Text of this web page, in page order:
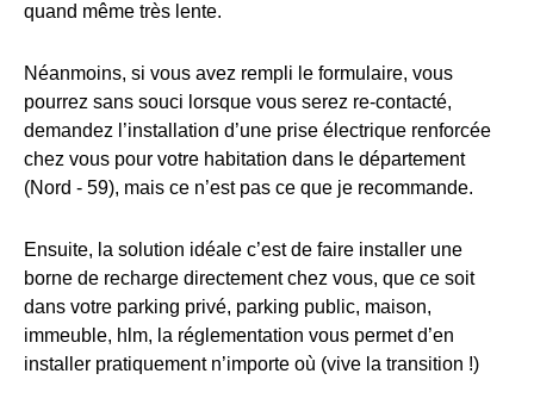
quand même très lente.
Néanmoins, si vous avez rempli le formulaire, vous
pourrez sans souci lorsque vous serez re-contacté,
demandez l’installation d’une prise électrique renforcée
chez vous pour votre habitation dans le département
(Nord - 59), mais ce n’est pas ce que je recommande.
Ensuite, la solution idéale c’est de faire installer une
borne de recharge directement chez vous, que ce soit
dans votre parking privé, parking public, maison,
immeuble, hlm, la réglementation vous permet d’en
installer pratiquement n’importe où (vive la transition !)